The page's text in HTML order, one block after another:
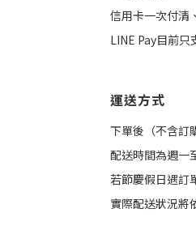
信用卡一次付清
LINE Pay目前只
運送方式
下單後（不含訂
配送時間為週一
若節慶假日遇訂
實際配送狀況將